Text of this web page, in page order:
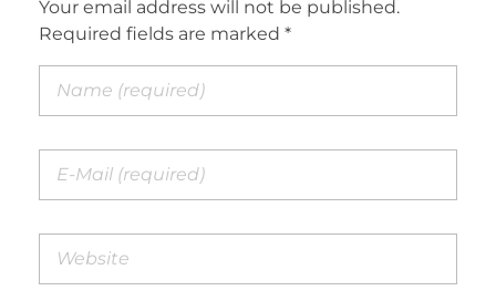
Your email address will not be published.
Required fields are marked *